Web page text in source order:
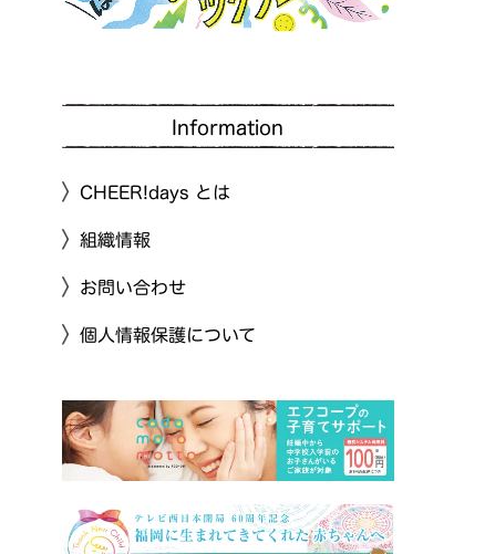
Information
CHEER!days とは
組織情報
お問い合わせ
個人情報保護について